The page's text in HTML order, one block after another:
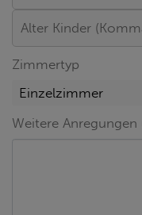
Zimmertyp
Weitere